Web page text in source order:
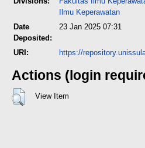
Ilmu Keperawatan
Date
Deposited:
23 Jan 2025 07:31
URI: https://
Actions (login
View Item